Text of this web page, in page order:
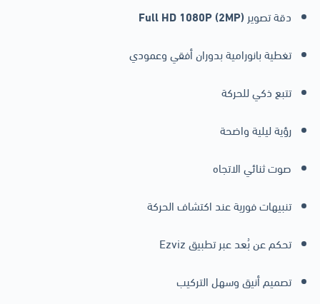
دقة تصويرFull HD 1080P (2MP)
تغطية بانورامية بدوران أفقي وعمودي
تتبع ذكي للحركة
رؤية ليلية واضحة
صوت ثنائي الاتجاه
تنبيهات فورية عند اكتشاف الحركة
تحكم عن بُعد عبر تطبيق Ezviz
تصميم أنيق وسهل التركيب